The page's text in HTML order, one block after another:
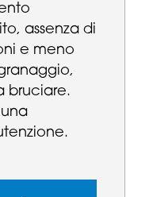
assenza di
e meno
bruciare.